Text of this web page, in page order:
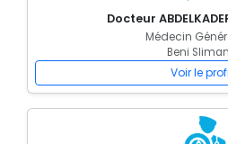
Docteur
Médecin
Beni
Voir le